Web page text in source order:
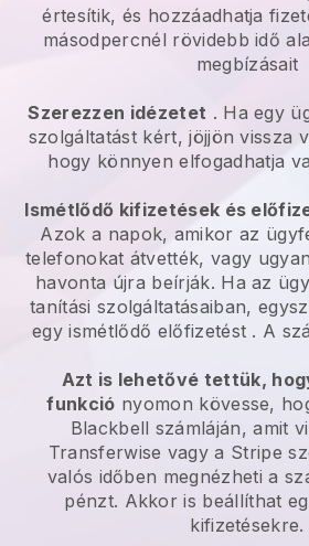
értesítik, és hozzáadhatja
másodpercnél rövidebb idő
megbízásait
Szerezzen idézetet . Ha egy
szolgáltatást kért, jöjjön vissza
hogy könnyen elfogadhatja
Ismétlődő kifizetések és
Azok a napok, amikor az
telefonokat átvették, vagy
havonta újra beírják. Ha az
tanítási szolgáltatásaiban,
egy ismétlődő előfizetést . A
Azt is lehetővé tettük,
funkció nyomon kövesse,
Blackbell számláján, amit
Transferwise vagy a Stripe
valós időben megnézheti a
pénzt. Akkor is beállíthat
kifizetésekre.